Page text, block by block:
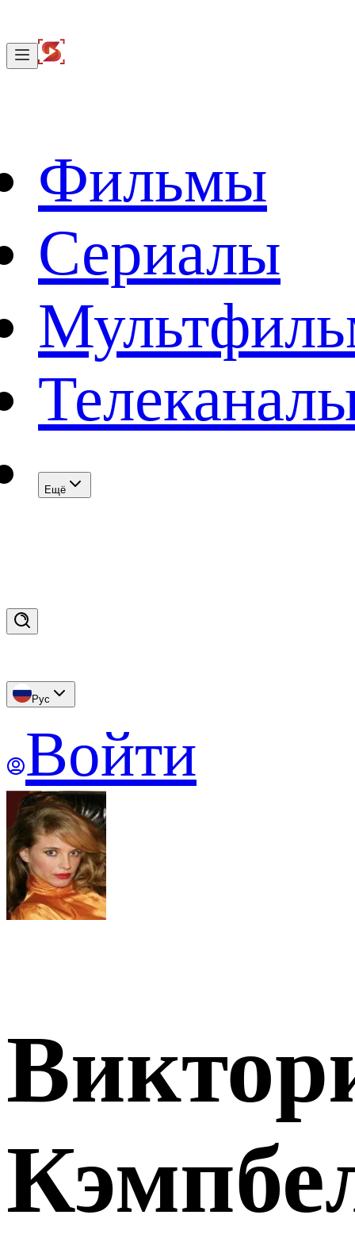
Фильмы
Сериалы
Eщё
Рус
Войти